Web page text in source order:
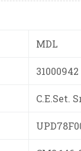
MDL
31000942
C.E.Set.